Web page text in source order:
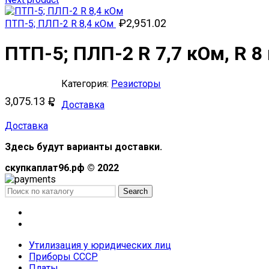
ПТП-5; ПЛП-2 R 8,4 кОм ₽2,951.02
ПТП-5; ПЛП-2 R 7,7 кОм, R
₽
3,075.13
Категория: Резисторы
Доставка
Доставка
Здесь будут варианты доставки.
скупкаплат96.рф © 2022
Search
Утилизация у юридических лиц
Приборы СССР